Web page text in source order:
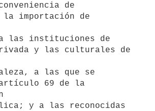
la importación de
las instituciones de
y las culturales de
a las que se
69 de la
y a las reconocidas